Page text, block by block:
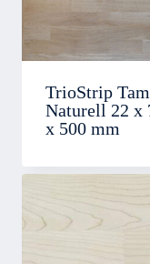
TrioStrip
Naturell 22 x
x 500 mm